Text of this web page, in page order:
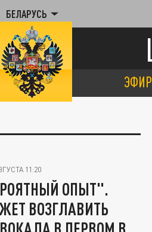
БЕЛАРУСЬ
ЭФИР
11:20
ОПЫТ".
ВОЗГЛАВИТЬ